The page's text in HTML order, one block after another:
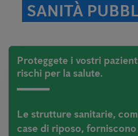
SANITÀ
Proteggete i vostri
rischi per la salute.
Le strutture sanitarie,
case di riposo, forniscono